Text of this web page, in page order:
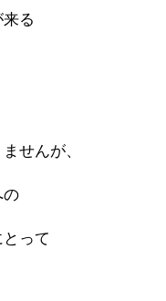
る
せんが、
の
って